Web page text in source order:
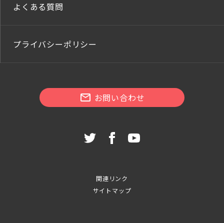
よくある質問
プライバシーポリシー
お問い合わせ
関連リンク
サイトマップ